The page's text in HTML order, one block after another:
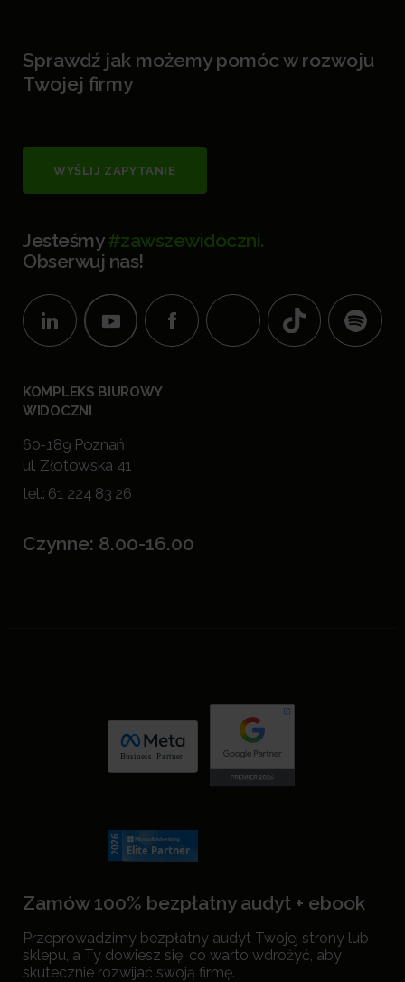
Sprawdź jak możemy pomóc w rozwoju
Twojej firmy
WYŚLIJ ZAPYTANIE
Jesteśmy#zawszewidoczni.
Obserwuj nas!
KOMPLEKS BIUROWY
WIDOCZNI
60-189 Poznań
ul. Złotowska 41
tel.: 61 224 83 26
Czynne: 8.00-16.00
Zamów 100% bezpłatny audyt + ebook
Przeprowadzimy bezpłatny audyt Twojej strony lub
sklepu, a Ty dowiesz się, co warto wdrożyć, aby
skutecznie rozwijać swoją firmę.